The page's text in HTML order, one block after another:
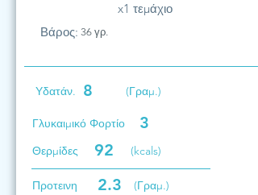
x1 τεμάχιο
Βάρος: 36 γρ.
Υδατάν. 8 (Γραμ.)
Γλυκαιμικό Φορτίο 3
Θερμίδες 92 (kcals)
Προτεινη 2.3
(Γραμ.)